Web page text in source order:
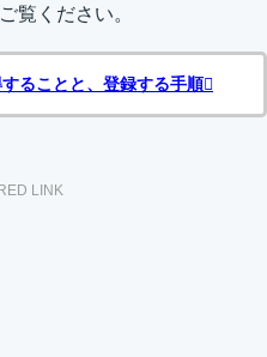
覧ください。
ることと、登録する手順
LINK